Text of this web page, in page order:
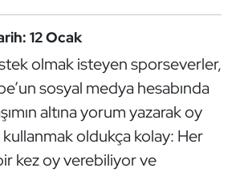
12 Ocak
olmak isteyen sporseverler,
sosyal medya hesabında
altına yorum yazarak oy
oldukça kolay: Her
kez oy verebiliyor ve